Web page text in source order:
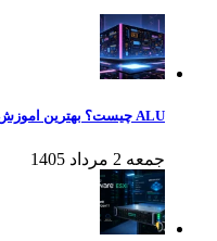
ALU چیست؟ بهترین اموزش واحد محاسبه و منطق پردازنده
جمعه 2 مرداد 1405